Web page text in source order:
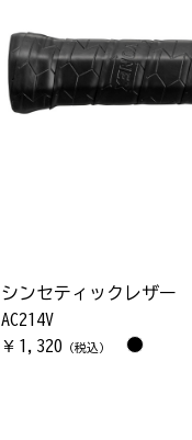
シンセティックレザー
AC214V
￥ 1,320 （税込）